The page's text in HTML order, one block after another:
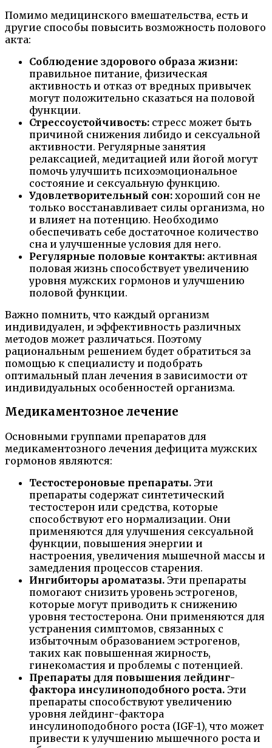
Помимо медицинского вмешательства, есть и
другие способы повысить возможность полового
акта:
Соблюдение здорового образа жизни:
правильное питание, физическая
активность и отказ от вредных привычек
могут положительно сказаться на половой
функции.
Стрессоустойчивость: стресс может быть
причиной снижения либидо и сексуальной
активности. Регулярные занятия
релаксацией, медитацией или йогой могут
помочь улучшить психоэмоциональное
состояние и сексуальную функцию.
Удовлетворительный сон: хороший сон не
только восстанавливает силы организма, но
и влияет на потенцию. Необходимо
обеспечивать себе достаточное количество
сна и улучшенные условия для него.
Регулярные половые контакты: активная
половая жизнь способствует увеличению
уровня мужских гормонов и улучшению
половой функции.
Важно помнить, что каждый организм
индивидуален, и эффективность различных
методов может различаться. Поэтому
рациональным решением будет обратиться за
помощью к специалисту и подобрать
оптимальный план лечения в зависимости от
индивидуальных особенностей организма.
Медикаментозное лечение
Основными группами препаратов для
медикаментозного лечения дефицита мужских
гормонов являются:
Тестостероновые препараты. Эти
препараты содержат синтетический
тестостерон или средства, которые
способствуют его нормализации. Они
применяются для улучшения сексуальной
функции, повышения энергии и
настроения, увеличения мышечной массы и
замедления процессов старения.
Ингибиторы ароматазы. Эти препараты
помогают снизить уровень эстрогенов,
которые могут приводить к снижению
уровня тестостерона. Они применяются для
устранения симптомов, связанных с
избыточным образованием эстрогенов,
таких как повышенная жирность,
гинекомастия и проблемы с потенцией.
Препараты для повышения лейдинг-
фактора инсулиноподобного роста. Эти
препараты способствуют увеличению
уровня лейдинг-фактора
инсулиноподобного роста (IGF-1), что может
привести к улучшению мышечного роста и